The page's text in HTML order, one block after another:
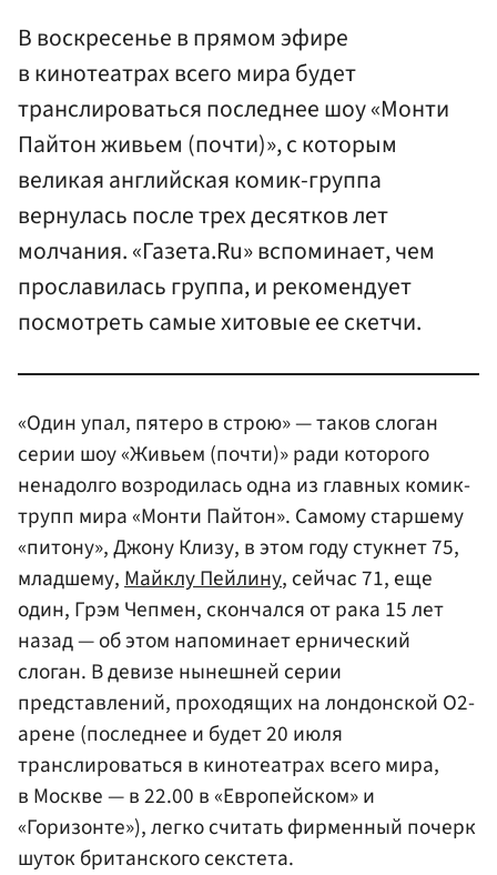
В воскресенье в прямом эфире
в кинотеатрах всего мира будет
транслироваться последнее шоу «Монти
Пайтон живьем (почти)», с которым
великая английская комик-группа
вернулась после трех десятков лет
молчания. «Газета.Ru» вспоминает, чем
прославилась группа, и рекомендует
посмотреть самые хитовые ее скетчи.
«Один упал, пятеро в строю» — таков слоган
серии шоу «Живьем (почти)» ради которого
ненадолго возродилась одна из главных комик-
трупп мира «Монти Пайтон». Самому старшему
«питону», Джону Клизу, в этом году стукнет 75,
младшему,Майклу Пейлину, сейчас 71, еще
один, Грэм Чепмен, скончался от рака 15 лет
назад — об этом напоминает ернический
слоган. В девизе нынешней серии
представлений, проходящих на лондонской О2-
арене (последнее и будет 20 июля
транслироваться в кинотеатрах всего мира,
в Москве — в 22.00 в «Европейском» и
«Горизонте»), легко считать фирменный почерк
шуток британского секстета.